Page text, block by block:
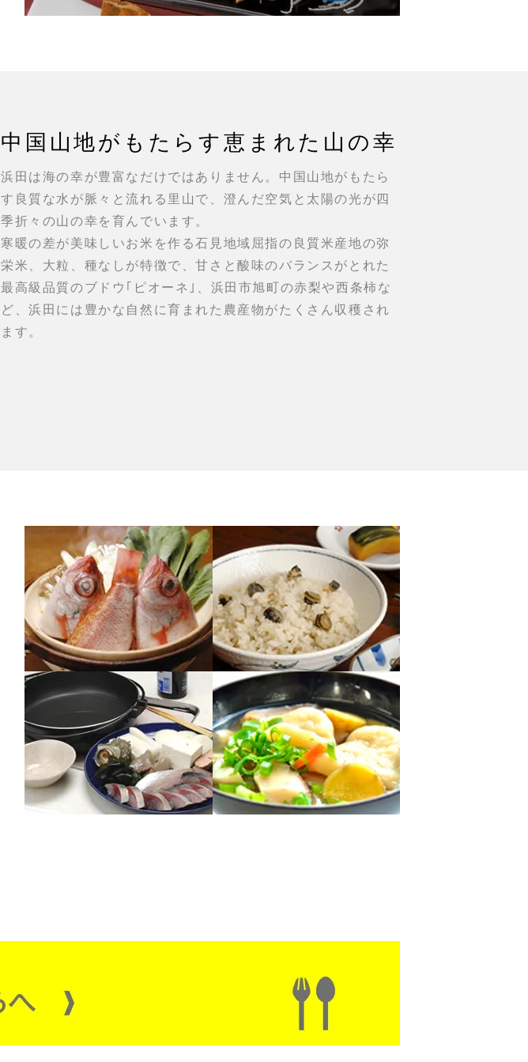
中国山地がもたらす恵まれた山の幸
浜田は海の幸が豊富なだけではありません。中国山地がもたら
す良質な水が脈々と流れる里山で、澄んだ空気と太陽の光が四
季折々の山の幸を育んでいます。
寒暖の差が美味しいお米を作る石見地域屈指の良質米産地の弥
栄米、大粒、種なしが特徴で、甘さと酸味のバランスがとれた
最高級品質のブドウ｢ピオーネ｣、浜田市旭町の赤梨や西条柿な
ど、浜田には豊かな自然に育まれた農産物がたくさん収穫され
ます。